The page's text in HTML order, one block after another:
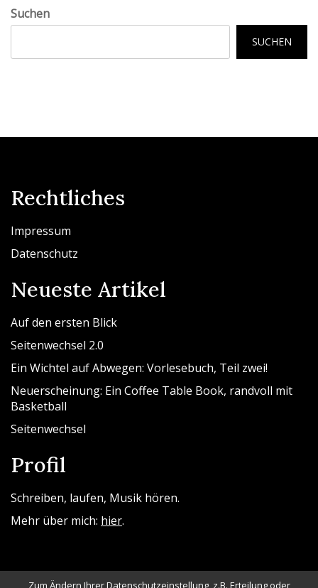
Suchen
SUCHEN
Rechtliches
Impressum
Datenschutz
Neueste Artikel
Auf den ersten Blick
Seitenwechsel 2.0
Ein Wichtel auf Abwegen: Vorlesebuch, Teil zwei!
Neuerscheinung: Ein Coffee Table Book, randvoll mit
Basketball
Seitenwechsel
Profil
Schreiben, laufen, Musik hören.
Mehr über mich: hier.
Zum Ändern Ihrer Datenschutzeinstellung, z.B. Erteilung oder